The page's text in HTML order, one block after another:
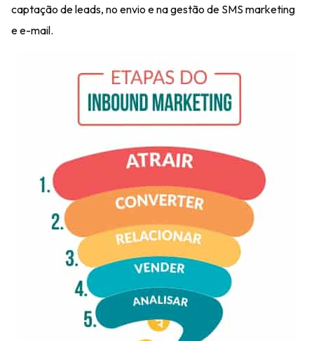
captação de leads, no envio e na gestão de SMS marketing
e e-mail.